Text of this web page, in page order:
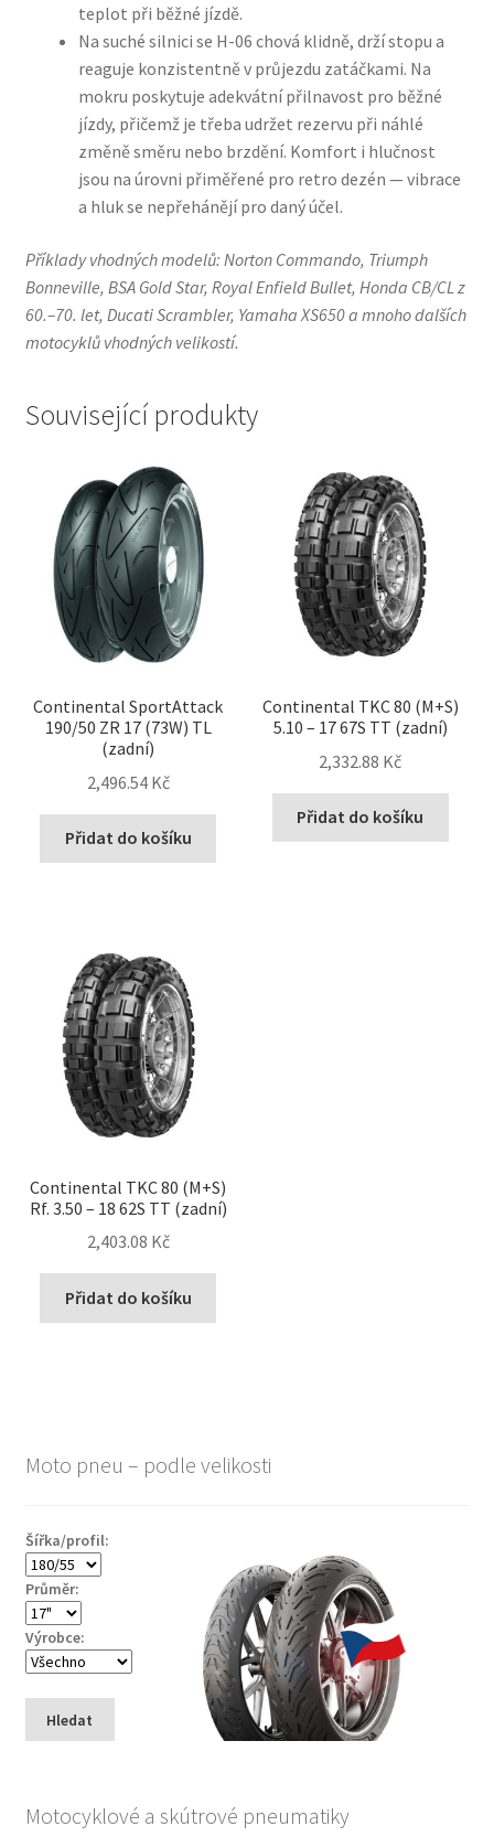
teplot při běžné jízdě.
Na suché silnici se H-06 chová klidně, drží stopu a
reaguje konzistentně v průjezdu zatáčkami. Na
mokru poskytuje adekvátní přilnavost pro běžné
jízdy, přičemž je třeba udržet rezervu při náhlé
změně směru nebo brzdění. Komfort i hlučnost
jsou na úrovni přiměřené pro retro dezén — vibrace
a hluk se nepřehánějí pro daný účel.
Příklady vhodných modelů: Norton Commando, Triumph
Bonneville, BSA Gold Star, Royal Enfield Bullet, Honda CB/CL z
60.–70. let, Ducati Scrambler, Yamaha XS650 a mnoho dalších
motocyklů vhodných velikostí.
Související produkty
Continental SportAttack
190/50 ZR 17 (73W) TL
(zadní)
2,496.54 Kč
Přidat do košíku
Continental TKC 80 (M+S)
5.10 – 17 67S TT (zadní)
2,332.88 Kč
Přidat do košíku
Continental TKC 80 (M+S)
Rf. 3.50 – 18 62S TT (zadní)
2,403.08 Kč
Přidat do košíku
Moto pneu – podle velikosti
Šířka/profil:
Průměr:
Výrobce:
Hledat
Motocyklové a skútrové pneumatiky